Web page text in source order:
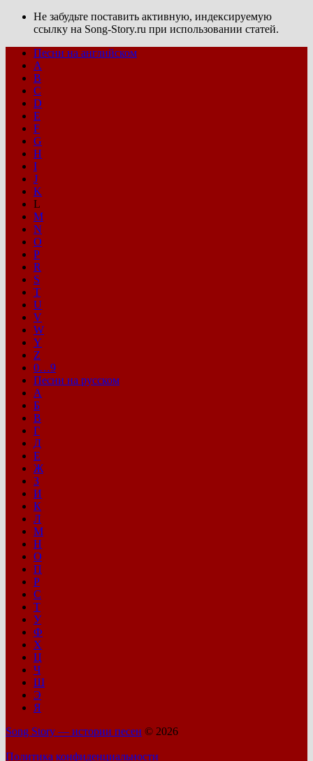
Не забудьте поставить активную, индексируемую
ссылку на Song-Story.ru при использовании статей.
Песни на английском
A
B
C
D
E
F
G
H
I
J
K
L
M
N
O
P
R
S
T
U
V
W
Y
Z
0…9
Песни на русском
А
Б
В
Г
Д
Е
Ж
З
И
К
Л
М
Н
О
П
Р
С
Т
У
Ф
Х
Ц
Ч
Ш
Э
Я
Song Story — истории песен © 2026
Политика конфиденциальности